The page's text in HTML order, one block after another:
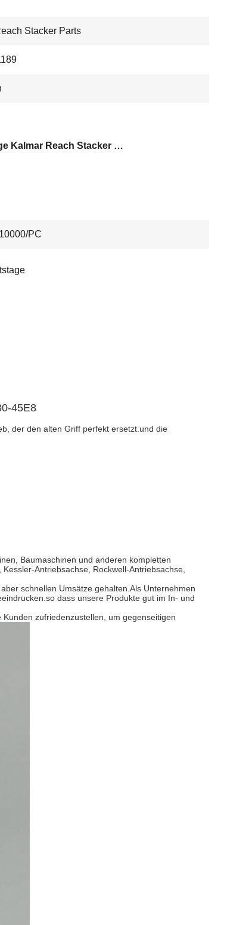
Stacker Parts
langlebige Kalmar Reach Stacker Teile
PC
45E8
der den alten Griff perfekt ersetzt.und die
Baumaschinen und anderen kompletten
Antriebsachse, Rockwell-Antriebsachse,
schnellen Umsätze gehalten.Als Unternehmen
dass unsere Produkte gut im In- und
zufriedenzustellen, um gegenseitigen